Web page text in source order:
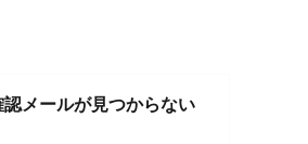
メールが見つからない